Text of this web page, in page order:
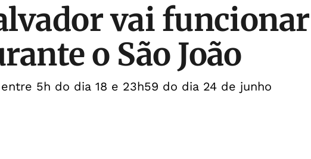
vai funcionar
o São João
5h do dia 18 e 23h59 do dia 24 de junho